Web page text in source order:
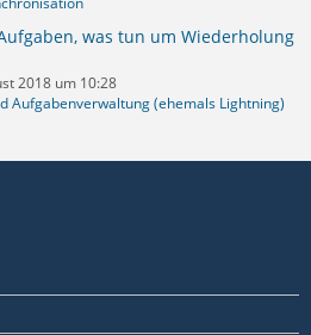
was tun um Wiederholung
2018 um 10:28
Aufgabenverwaltung (ehemals Lightning)